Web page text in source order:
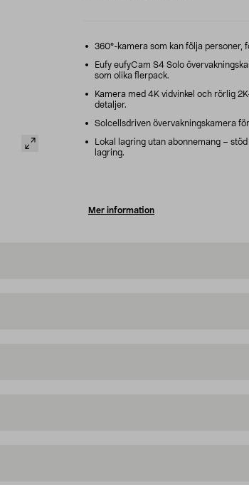
360°-kamera som kan följa personer,
Eufy eufyCam S4 Solo
som olika flerpack.
Kamera med 4K vidvinkel och rörlig
detaljer.
Solcellsdriven övervakningskamera
Lokal lagring utan abonnemang –
lagring.
Mer information